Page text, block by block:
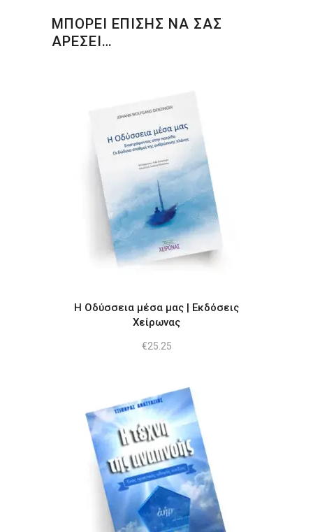
ΜΠΟΡΕΙ ΕΠΙΣΗΣ ΝΑ ΣΑΣ
ΑΡΕΣΕΙ…
Η Οδύσσεια μέσα μας | Εκδόσεις
Χείρωνας
€25.25